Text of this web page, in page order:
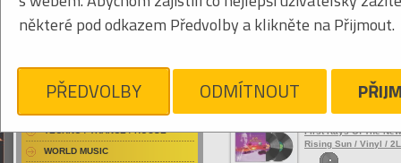
ROCK/POP
First Rays Of The New
Rising Sun / Vinyl /
RAP / HIP HOP DOMÁCÍ
RAP / HIP HOP ZAHRANIČNÍ
DVD / HUDBA
PUNK / HARDCORE
TECHNO / TRANCE / HOUSE
WORLD MUSIC
některé pod odkazem Předvolby a klikněte na Přijmout.
PŘEDVOLBY ODMÍTNOUT